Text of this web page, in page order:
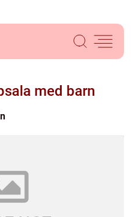
med barn